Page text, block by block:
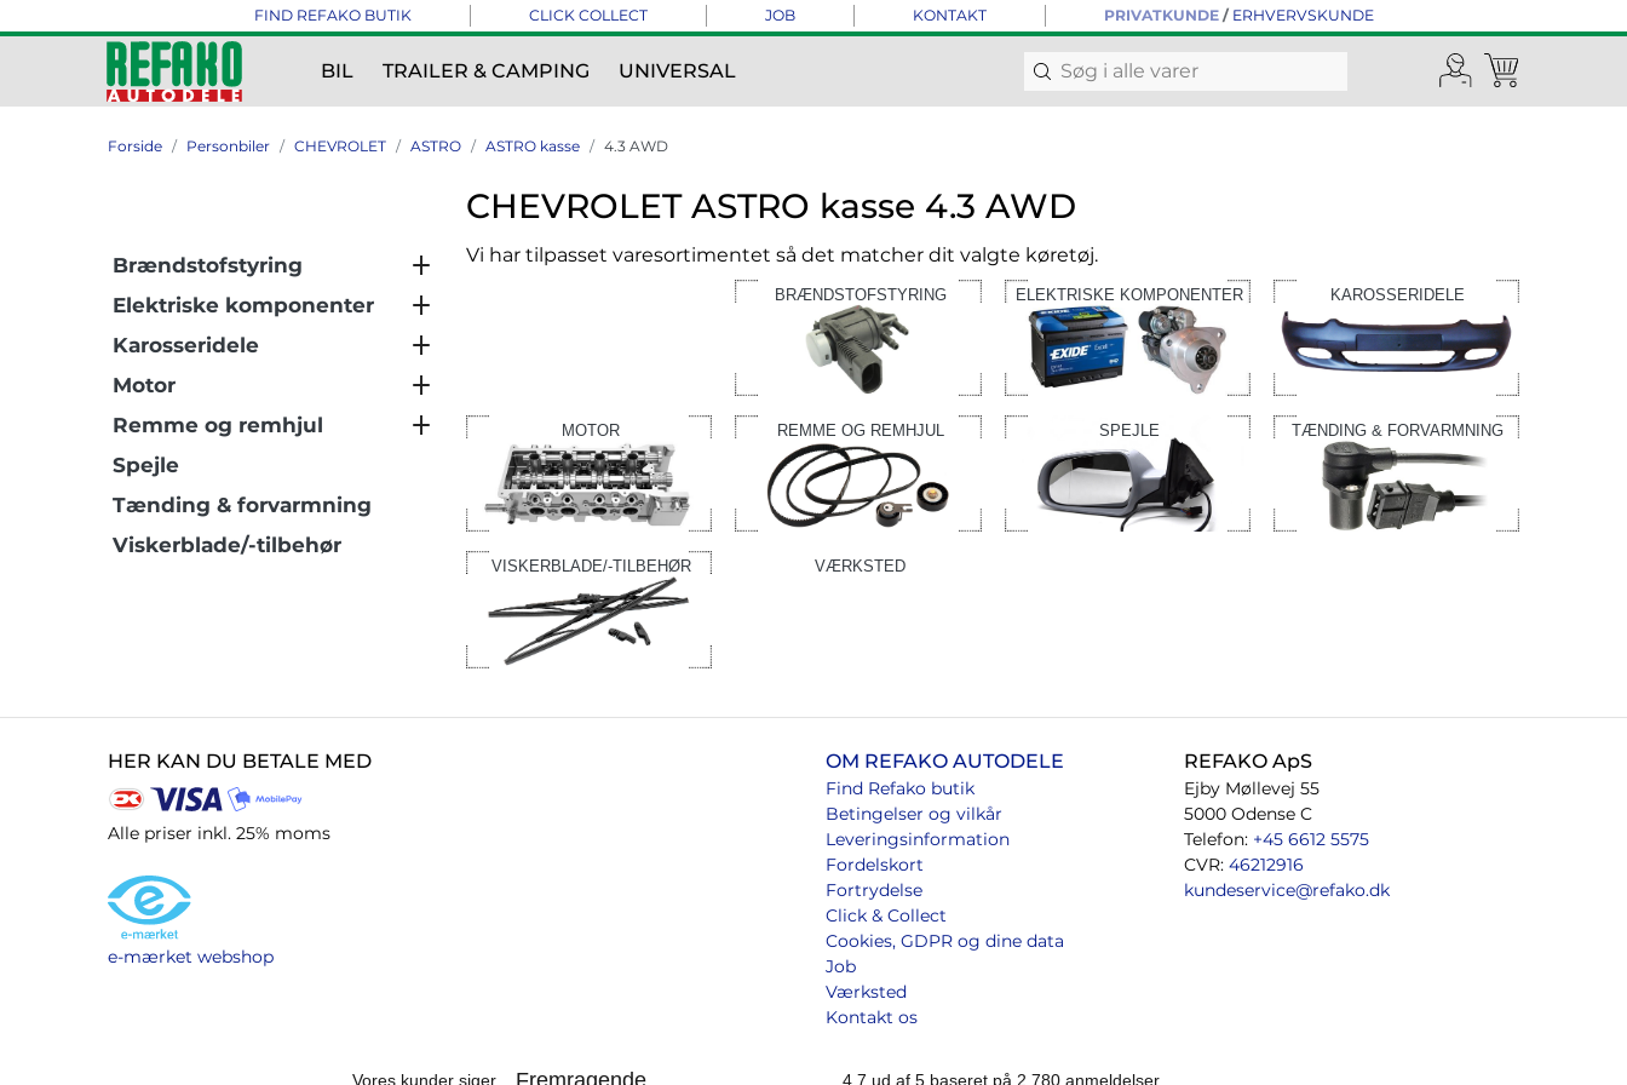
FIND REFAKO BUTIK CLICK COLLECT JOB KONTAKT PRIVATKUNDE/ ERHVERVSKUNDE
BIL TRAILER & CAMPING UNIVERSAL
Forside Personbiler CHEVROLET ASTRO ASTRO kasse 4.3 AWD
CHEVROLET ASTRO kasse 4.3 AWD
Vi har tilpasset varesortimentet så det matcher dit valgte køretøj.
BRÆNDSTOFSTYRING ELEKTRISKE KOMPONENTER KAROSSERIDELE
MOTOR REMME OG REMHJUL SPEJLE TÆNDING & FORVARMNING
VISKERBLADE/-TILBEHØR VÆRKSTED
Brændstofstyring
Elektriske komponenter
Karosseridele
Motor
Remme og remhjul
Spejle
Tænding & forvarmning
Viskerblade/-tilbehør
HER KAN DU BETALE MED
Alle priser inkl. 25% moms
e-mærket webshop
OM REFAKO AUTODELE
Find Refako butik
Betingelser og vilkår
Leveringsinformation
Fordelskort
Fortrydelse
Click & Collect
Cookies, GDPR og dine data
Job
Værksted
Kontakt os
REFAKO ApS
Ejby Møllevej 55
5000 Odense C
Telefon: +45 6612 5575
CVR: 46212916
kundeservice@refako.dk